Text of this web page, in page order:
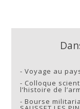
-Voyage au
- Colloque
l’histoire de
-Bourse